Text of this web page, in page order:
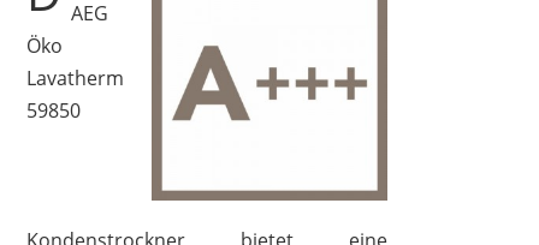
AEG
Öko
Lavatherm
59850